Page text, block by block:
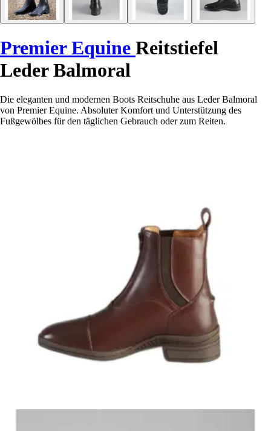
Premier Equine Reitstiefel
Leder Balmoral
Die eleganten und modernen Boots Reitschuhe aus Leder Balmoral
von Premier Equine. Absoluter Komfort und Unterstützung des
Fußgewölbes für den täglichen Gebrauch oder zum Reiten.